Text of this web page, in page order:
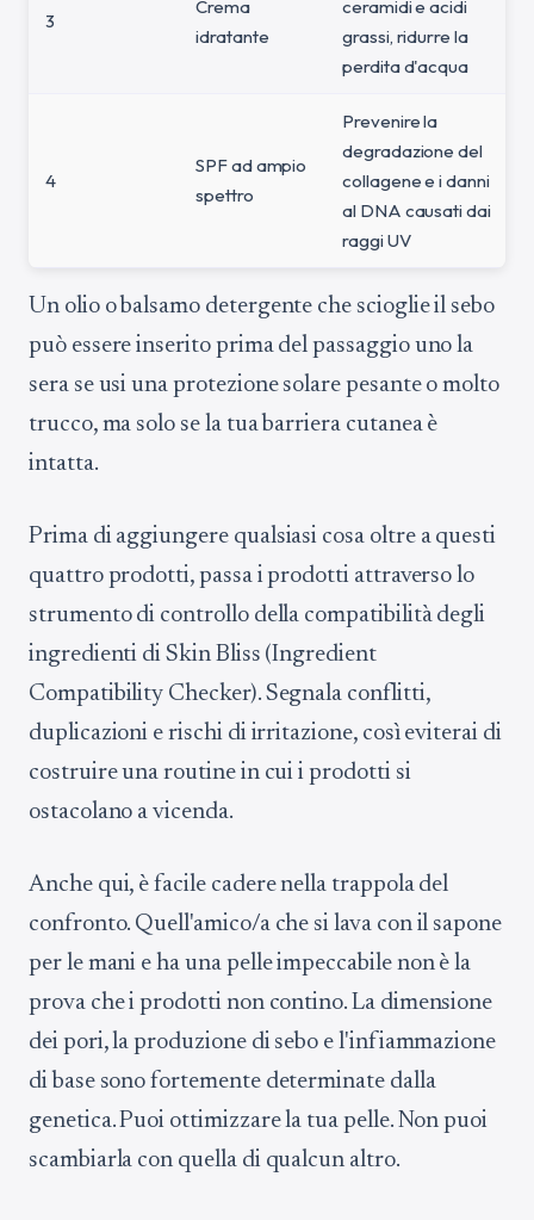
3
Crema
idratante
ceramidi e acidi
grassi, ridurre la
perdita d'acqua
4
SPF ad ampio
spettro
Prevenire la
degradazione del
collagene e i danni
al DNA causati dai
raggi UV
Un olio o balsamo detergente che scioglie il sebo
può essere inserito prima del passaggio uno la
sera se usi una protezione solare pesante o molto
trucco, ma solo se la tua barriera cutanea è
intatta.
Prima di aggiungere qualsiasi cosa oltre a questi
quattro prodotti, passa i prodotti attraverso lo
strumento di controllo della compatibilità degli
ingredienti di Skin Bliss (Ingredient
Compatibility Checker). Segnala conflitti,
duplicazioni e rischi di irritazione, così eviterai di
costruire una routine in cui i prodotti si
ostacolano a vicenda.
Anche qui, è facile cadere nella trappola del
confronto. Quell'amico/a che si lava con il sapone
per le mani e ha una pelle impeccabile non è la
prova che i prodotti non contino. La dimensione
dei pori, la produzione di sebo e l'infiammazione
di base sono fortemente determinate dalla
genetica. Puoi ottimizzare la tua pelle. Non puoi
scambiarla con quella di qualcun altro.